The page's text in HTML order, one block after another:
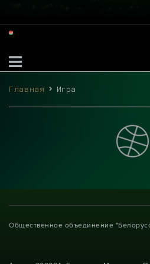
Главная Игра
Общественное объединение